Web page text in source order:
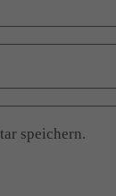
speichern.